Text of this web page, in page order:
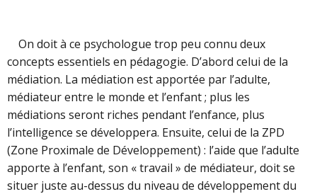
On doit à ce psychologue trop peu connu deux
concepts essentiels en pédagogie. D’abord celui de la
médiation. La médiation est apportée par l’adulte,
médiateur entre le monde et l’enfant ; plus les
médiations seront riches pendant l’enfance, plus
l’intelligence se développera. Ensuite, celui de la ZPD
(Zone Proximale de Développement) : l’aide que l’adulte
apporte à l’enfant, son « travail » de médiateur, doit se
situer juste au-dessus du niveau de développement du